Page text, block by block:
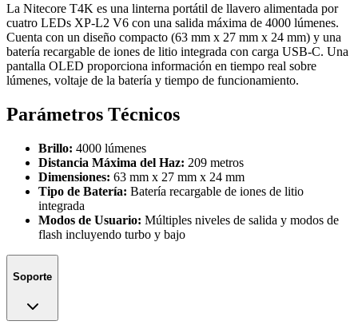
La Nitecore T4K es una linterna portátil de llavero alimentada por
cuatro LEDs XP-L2 V6 con una salida máxima de 4000 lúmenes.
Cuenta con un diseño compacto (63 mm x 27 mm x 24 mm) y una
batería recargable de iones de litio integrada con carga USB-C. Una
pantalla OLED proporciona información en tiempo real sobre
lúmenes, voltaje de la batería y tiempo de funcionamiento.
Parámetros Técnicos
Brillo: 4000 lúmenes
Distancia Máxima del Haz: 209 metros
Dimensiones: 63 mm x 27 mm x 24 mm
Tipo de Batería: Batería recargable de iones de litio
integrada
Modos de Usuario: Múltiples niveles de salida y modos de
flash incluyendo turbo y bajo
Soporte